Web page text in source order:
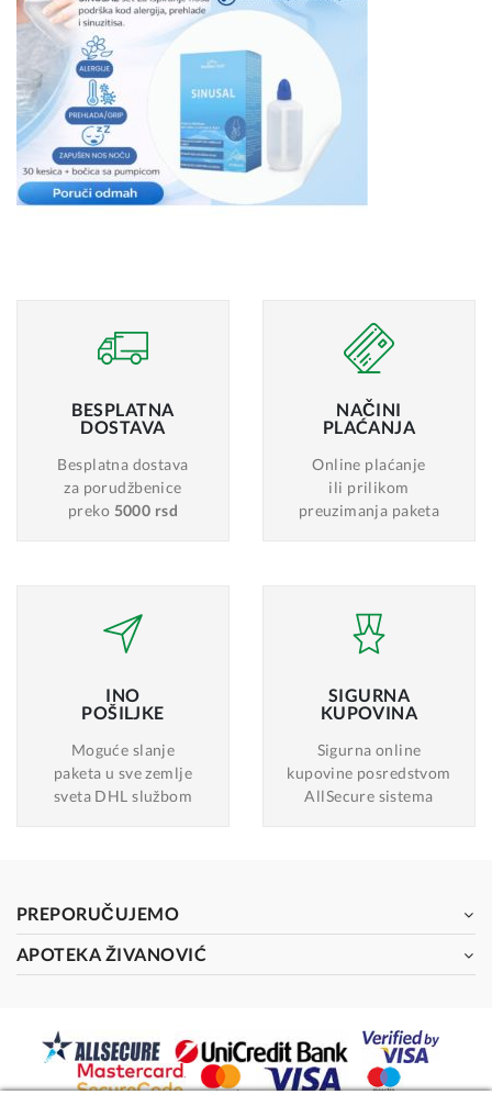
BESPLATNA
DOSTAVA
Besplatna dostava
za porudžbenice
preko 5000 rsd
NAČINI
PLAĆANJA
Online plaćanje
ili prilikom
preuzimanja paketa
INO
POŠILJKE
Moguće slanje
paketa u sve zemlje
sveta DHL službom
SIGURNA
KUPOVINA
Sigurna online
kupovine posredstvom
AllSecure sistema
PREPORUČUJEMO
APOTEKA ŽIVANOVIĆ